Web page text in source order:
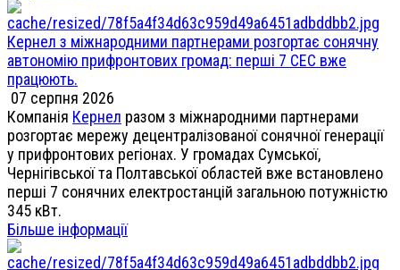
Кернел з міжнародними партнерами розгортає сонячну
автономію прифронтових громад: перші 7 СЕС вже
працюють.
07 серпня 2026
Компанія Кернел разом з міжнародними партнерами
розгортає мережу децентралізованої сонячної генерації
у прифронтових регіонах. У громадах Сумської,
Чернігівської та Полтавської областей вже встановлено
перші 7 сонячних електростанцій загальною потужністю
345 кВт.
Більше інформації